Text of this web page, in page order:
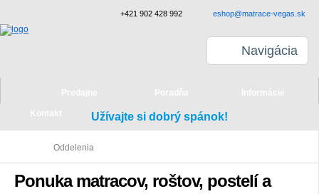
Užívajte si dobrý spánok!
Oddelenia
Ponuka matracov, roštov, postelí a
+421 902 428 992 eshop@matrace-vegas.sk
Navigácia
Predajne Poradňa Informácie
Kontakt